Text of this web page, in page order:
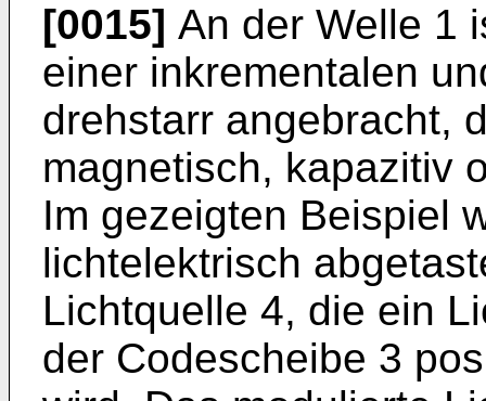
[0015] An der Welle 1
einer inkrementalen
drehstarr angebracht,
magnetisch, kapazitiv
Im gezeigten Beispiel
lichtelektrisch
Lichtquelle 4, die ein
der Codescheibe 3